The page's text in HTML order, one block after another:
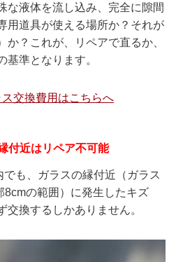
な液体を流し込み、完全に隙間
用道具が使える場所か？それが
か？これが、リペアで直るか、
基準となります。
交換費用はこちらへ
付近はリペア不可能
も、ガラスの縁付近（ガラス
の範囲）に発生したキズ
交換するしかありません。